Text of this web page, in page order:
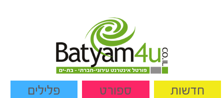
חדשות ספורט
פלילים